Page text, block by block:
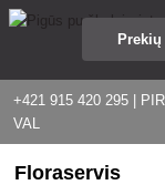
+421 915 420 295 |
VAL
Floraservis